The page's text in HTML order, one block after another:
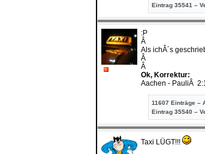
Eintrag 35541 –
:P
Â
Als ichÂ´s
Â
Â
Ok, Korrektur:
Aachen - PauliÂ
11607 Einträge –
Eintrag 35540 –
Taxi LÜGT!!!